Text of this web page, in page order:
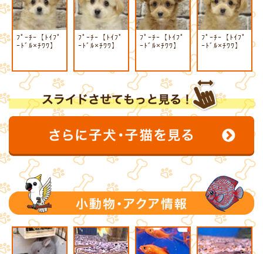
ﾌﾟｰﾁｰ【ﾄｲﾌﾟ
ｰﾄﾞﾙ×ﾁﾜﾜ】
ﾌﾟｰﾁｰ【ﾄｲﾌﾟ
ｰﾄﾞﾙ×ﾁﾜﾜ】
ﾌﾟｰﾁｰ【ﾄｲﾌﾟ
ｰﾄﾞﾙ×ﾁﾜﾜ】
ﾌﾟｰﾁｰ【ﾄｲﾌﾟ
ｰﾄﾞﾙ×ﾁﾜﾜ】